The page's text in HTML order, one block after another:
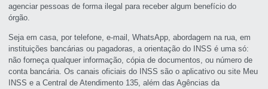
agenciar pessoas de forma ilegal para receber algum benefício do
órgão.
Seja em casa, por telefone, e-mail, WhatsApp, abordagem na rua, em
instituições bancárias ou pagadoras, a orientação do INSS é uma só:
não forneça qualquer informação, cópia de documentos, ou número de
conta bancária. Os canais oficiais do INSS são o aplicativo ou site Meu
INSS e a Central de Atendimento 135, além das Agências da